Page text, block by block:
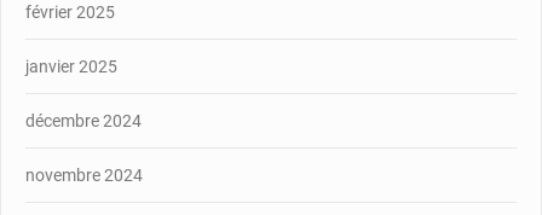
février 2025
janvier 2025
décembre 2024
novembre 2024